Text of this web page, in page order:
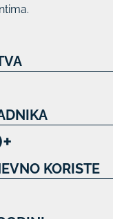
+
KORISTE